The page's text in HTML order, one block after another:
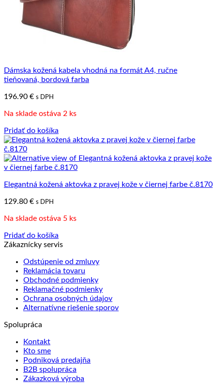
Dámska kožená kabela vhodná na formát A4, ručne
tieňovaná, bordová farba
196.90 € s DPH
Na sklade ostáva 2 ks
Pridať do košíka
Elegantná kožená aktovka z pravej kože v čiernej farbe č.8170
129.80 € s DPH
Na sklade ostáva 5 ks
Pridať do košíka
Zákaznícky servis
Odstúpenie od zmluvy
Reklamácia tovaru
Obchodné podmienky
Reklamačné podmienky
Ochrana osobných údajov
Alternatívne riešenie sporov
Spolupráca
Kontakt
Kto sme
Podniková predajňa
B2B spolupráca
Zákazková výroba